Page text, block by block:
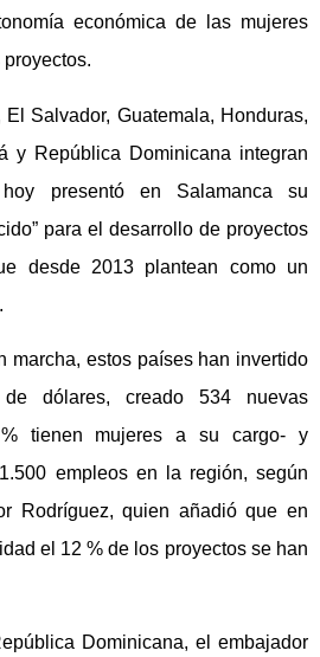
económica de las mujeres
El Salvador, Guatemala, Honduras,
y República Dominicana integran
presentó en Salamanca su
para el desarrollo de proyectos
desde 2013 plantean como un
marcha, estos países han invertido
dólares, creado 534 nuevas
tienen mujeres a su cargo- y
empleos en la región, según
Rodríguez, quien añadió que en
el 12 % de los proyectos se han
Dominicana, el embajador